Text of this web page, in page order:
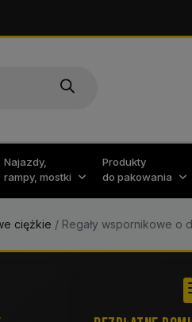
Najazdy,
rampy, mostki
Produkty
do pakowania
ciężkie / Regały wspornikowe o